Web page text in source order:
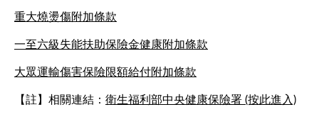
重大燒燙傷附加條款
一至六級失能扶助保險金健康附加條款
大眾運輸傷害保險限額給付附加條款
【註】相關連結： 衛生福利部中央健康保險署 (按此進入)